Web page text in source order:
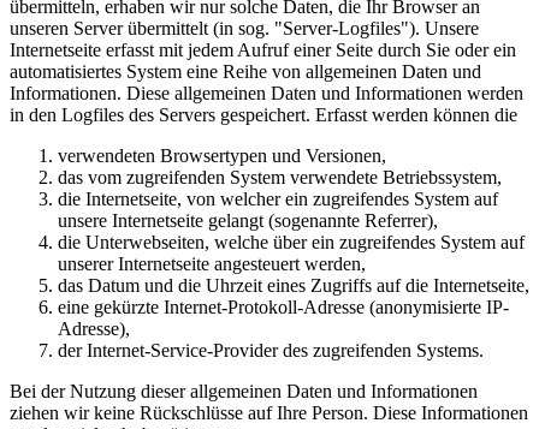
übermitteln, erhaben wir nur solche Daten, die Ihr Browser an
unseren Server übermittelt (in sog. "Server-Logfiles"). Unsere
Internetseite erfasst mit jedem Aufruf einer Seite durch Sie oder ein
automatisiertes System eine Reihe von allgemeinen Daten und
Informationen. Diese allgemeinen Daten und Informationen werden
in den Logfiles des Servers gespeichert. Erfasst werden können die
verwendeten Browsertypen und Versionen,
das vom zugreifenden System verwendete Betriebssystem,
die Internetseite, von welcher ein zugreifendes System auf
unsere Internetseite gelangt (sogenannte Referrer),
die Unterwebseiten, welche über ein zugreifendes System auf
unserer Internetseite angesteuert werden,
das Datum und die Uhrzeit eines Zugriffs auf die Internetseite,
eine gekürzte Internet-Protokoll-Adresse (anonymisierte IP-
Adresse),
der Internet-Service-Provider des zugreifenden Systems.
Bei der Nutzung dieser allgemeinen Daten und Informationen
ziehen wir keine Rückschlüsse auf Ihre Person. Diese Informationen